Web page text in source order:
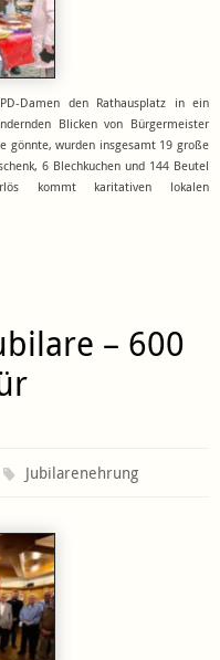
Damen den Rathausplatz in ein
Blicken von Bürgermeister
gönnte, wurden insgesamt 19 große
6 Blechkuchen und 144 Beutel
kommt karitativen lokalen
– 600
Jubilarenehrung